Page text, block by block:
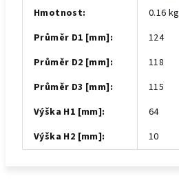
Hmotnost:
0.16 kg
Průměr D1 [mm]:
124
Průměr D2 [mm]:
118
Průměr D3 [mm]:
115
Výška H1 [mm]:
64
Výška H2 [mm]: 10